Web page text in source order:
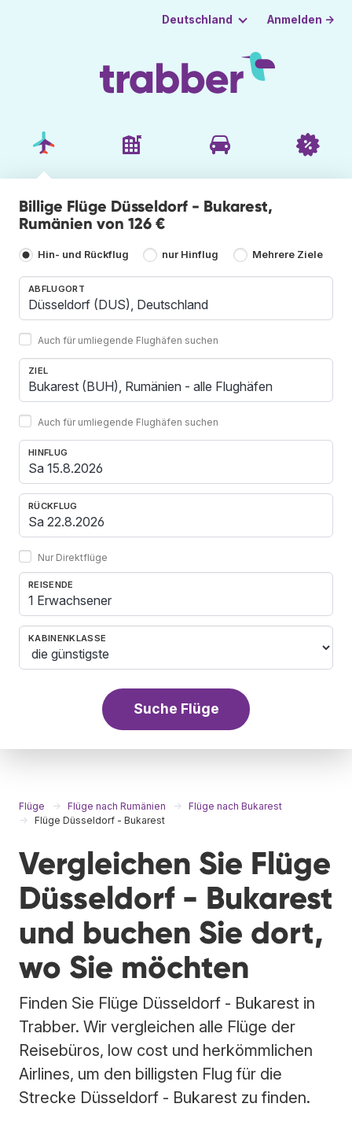
Deutschland Anmelden →
Billige Flüge Düsseldorf - Bukarest,
Rumänien von 126 €
Hin- und Rückflug nur Hinflug Mehrere Ziele
ABFLUGORT
Auch für umliegende Flughäfen suchen
ZIEL
Auch für umliegende Flughäfen suchen
HINFLUG
RÜCKFLUG
Nur Direktflüge
REISENDE
1 Erwachsener
KABINENKLASSE
Suche Flüge
Flüge Flüge nach Rumänien
Flüge nach Bukarest
Flüge Düsseldorf - Bukarest
Vergleichen Sie Flüge
Düsseldorf - Bukarest
und buchen Sie dort,
wo Sie möchten
Finden Sie Flüge Düsseldorf - Bukarest in
Trabber. Wir vergleichen alle Flüge der
Reisebüros, low cost und herkömmlichen
Airlines, um den billigsten Flug für die
Strecke Düsseldorf - Bukarest zu finden.